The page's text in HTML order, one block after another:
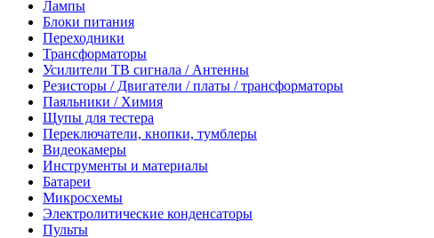
Лампы
Блоки питания
Переходники
Трансформаторы
Усилители ТВ сигнала / Антенны
Резисторы / Двигатели / платы / трансформаторы
Паяльники / Химия
Щупы для тестера
Переключатели, кнопки, тумблеры
Видеокамеры
Инструменты и материалы
Батареи
Микросхемы
Электролитические конденсаторы
Пульты